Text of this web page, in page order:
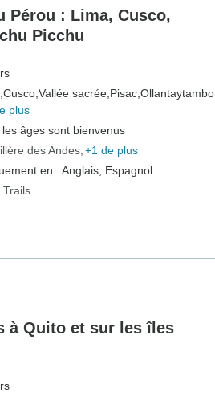
Pérou : Lima, Cusco,
Picchu
Cusco, Vallée sacrée, Pisac, Ollantaytambo,
plus
les âges sont bienvenus
des Andes +1 de plus
en : Anglais, Espagnol
Trails
à Quito et sur les îles